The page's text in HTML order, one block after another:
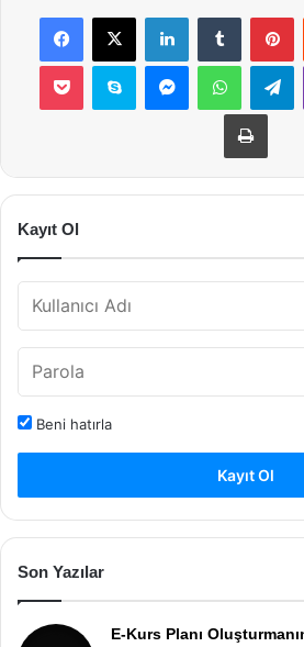
Facebook
X LinkedInTumblr
Pocket Skype Messenger
Kayıt Ol
Beni hatırla
Kayıt Ol
Son Yazılar
E-Kurs Planı